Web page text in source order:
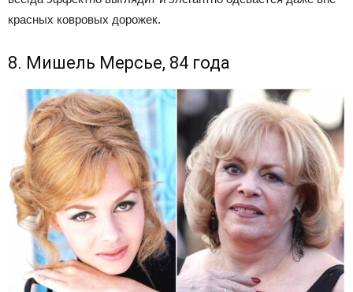
красных ковровых дорожек.
8. Мишель Мерсье, 84 года